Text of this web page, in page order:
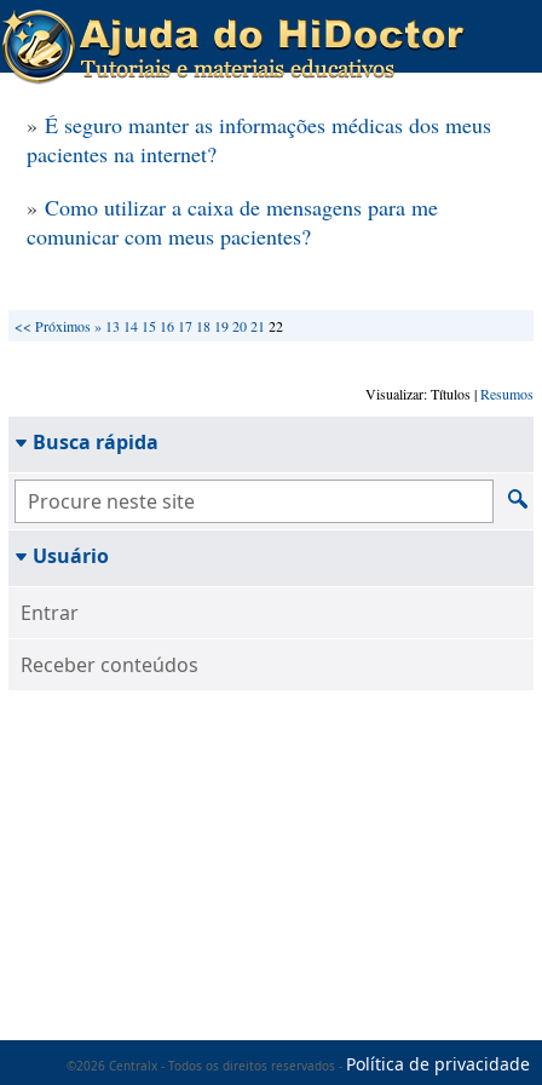
» É seguro manter as informações médicas dos meus
pacientes na internet?
» Como utilizar a caixa de mensagens para me
comunicar com meus pacientes?
<< Próximos » 13 14 15 16 17 18 192021 22
Visualizar: Títulos |Resumos
Busca rápida
Usuário
Entrar
Receber conteúdos
©2026 Centralx - Todos os direitos reservados - Política de privacidade